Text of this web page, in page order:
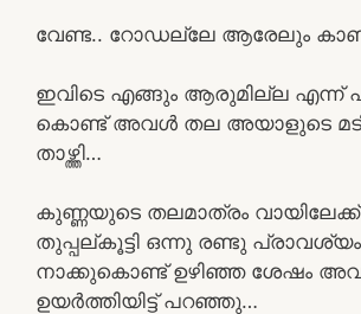
വേണ്ട.. റോഡല്ലേ ആരേലും
ഇവിടെ എങ്ങും ആരുമില്ല എന്ന്
കൊണ്ട് അവൾ തല അയാളുടെ
താഴ്ത്തി…
കുണ്ണയുടെ തലമാത്രം വായിലേക്ക്
തുപ്പല്കൂട്ടി ഒന്നു രണ്ടു പ്രാവശ്യം
നാക്കുകൊണ്ട് ഉഴിഞ്ഞ ശേഷം
ഉയർത്തിയിട്ട് പറഞ്ഞു…